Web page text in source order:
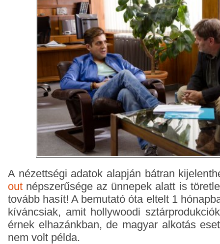
A nézettségi adatok alapján bátran
out népszerűsége az ünnepek alatt is
tovább hasít! A bemutató óta eltelt 1
kíváncsiak, amit hollywoodi
érnek elhazánkban, de magyar alkotás
nem volt példa.